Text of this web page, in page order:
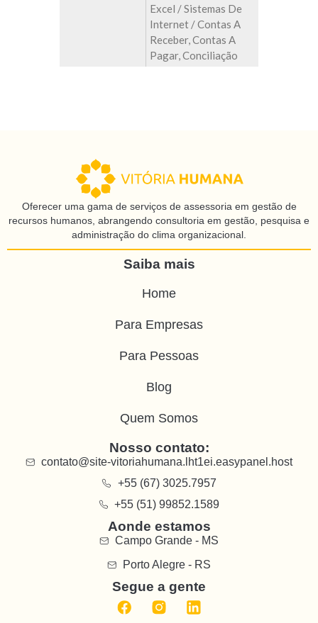
Excel / Sistemas De
Internet / Contas A
Receber, Contas A
Pagar, Conciliação
Oferecer uma gama de serviços de assessoria em gestão de
recursos humanos, abrangendo consultoria em gestão, pesquisa e
administração do clima organizacional.
Saiba mais
Home
Para Empresas
Para Pessoas
Blog
Quem Somos
Nosso contato:
contato@site-vitoriahumana.lht1ei.easypanel.host
+55 (67) 3025.7957
+55 (51) 99852.1589
Aonde estamos
Campo Grande - MS
Porto Alegre - RS
Segue a gente